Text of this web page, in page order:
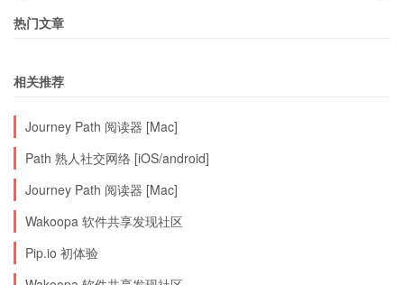
热门文章
相关推荐
Journey Path 阅读器 [Mac]
Path 熟人社交网络 [iOS/android]
Journey Path 阅读器 [Mac]
Wakoopa 软件共享发现社区
Pip.io 初体验